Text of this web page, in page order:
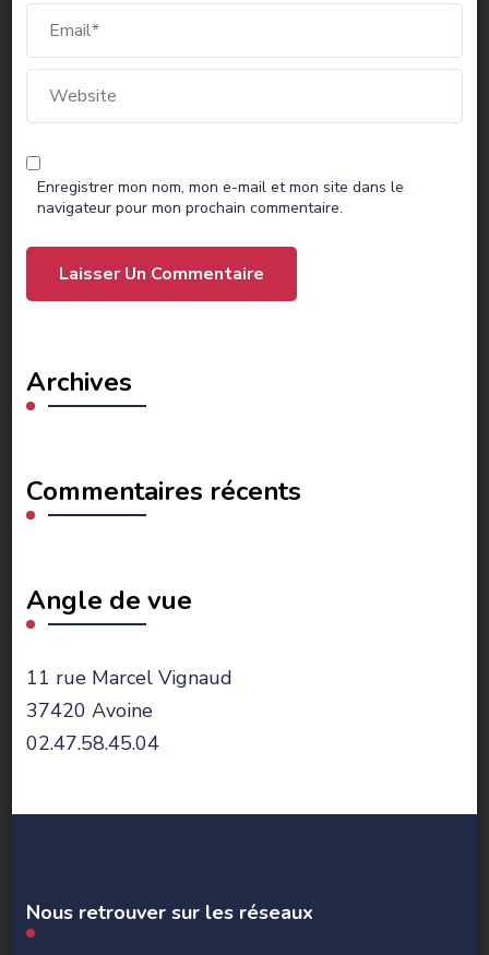
Enregistrer mon nom, mon e-mail et mon site dans le
navigateur pour mon prochain commentaire.
Archives
Commentaires récents
Angle de vue
11 rue Marcel Vignaud
37420 Avoine
02.47.58.45.04
Nous retrouver sur les réseaux